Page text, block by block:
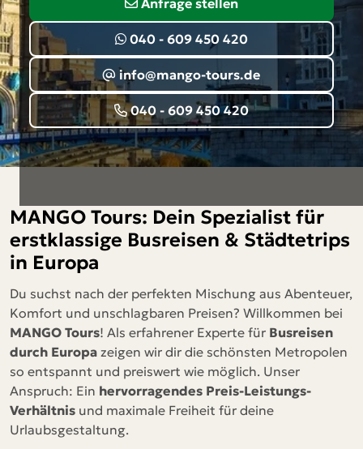
Anfrage stellen
040 - 609 450 420
info@mango-tours.de
040 - 609 450 420
MANGO Tours: Dein Spezialist für
erstklassige Busreisen & Städtetrips
in Europa
Du suchst nach der perfekten Mischung aus Abenteuer,
Komfort und unschlagbaren Preisen? Willkommen bei
MANGO Tours! Als erfahrener Experte für Busreisen
durch Europa zeigen wir dir die schönsten Metropolen
so entspannt und preiswert wie möglich. Unser
Anspruch: Ein hervorragendes Preis-Leistungs-
Verhältnis und maximale Freiheit für deine
Urlaubsgestaltung.